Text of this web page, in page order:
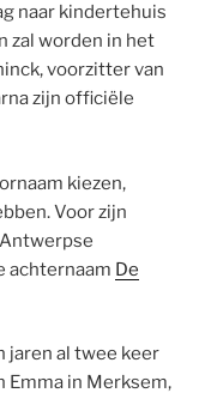
naar kindertehuis
zal worden in het
voorzitter van
zijn officiële
kiezen,
Voor zijn
achternaam De
jaren al twee keer
Emma in Merksem,